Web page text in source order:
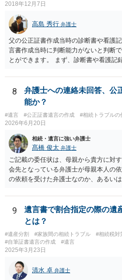
2018年12月7日
高島 秀行 弁護士
父の公正証書作成当時の診断書や看護
言書作成当時に判断能力がないと判断
とができます。 まず、診断書や看護記
いと思います。
8
弁護士への連絡未回答、公
能か？
#遺言 #公正証書遺言の作成 #相続トラブルの
2026年6月20日
相続・遺言に強い弁護士
髙橋 俊太 弁護士
ご記載の委任状は、母親から貴方に対
会先となっている弁護士が母親本人の
の依頼を受けた弁護士なのか、あるい
と思われます。 仮に、その弁護士が母
であれば、母親本人に対する報告義務
に一任する旨を明確に伝えており、委
絡、進捗確認、公正証書遺言の作成有
るのであれば、貴方から進捗状況等の
他方で、その弁護士が兄の依頼を受け
況を報告する義務があるとは限りませ
ある可能性がある場合、守秘義務や本
9
遺言書で割合指定の際の遺
とは？
#遺産分割 #家族間の相続トラブル #相続税対
#自筆証書遺言の作成
#遺言
2025年3月23日
清水 卓 弁護士